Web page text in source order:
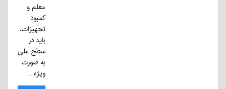
معلم و
کمبود
تجهیزات،
باید در
سطح ملی
به صورت
ویژه…